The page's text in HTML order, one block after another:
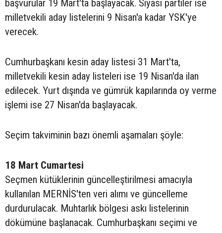
başvurular 19 Mart'ta başlayacak. Siyasi partiler ise
milletvekili aday listelerini 9 Nisan'a kadar YSK'ye
verecek.
Cumhurbaşkanı kesin aday listesi 31 Mart'ta,
milletvekili kesin aday listeleri ise 19 Nisan'da ilan
edilecek. Yurt dışında ve gümrük kapılarında oy verme
işlemi ise 27 Nisan'da başlayacak.
Seçim takviminin bazı önemli aşamaları şöyle:
18 Mart Cumartesi
Seçmen kütüklerinin güncelleştirilmesi amacıyla
kullanılan MERNİS'ten veri alımı ve güncelleme
durdurulacak. Muhtarlık bölgesi askı listelerinin
dökümüne başlanacak. Cumhurbaşkanı seçimi ve